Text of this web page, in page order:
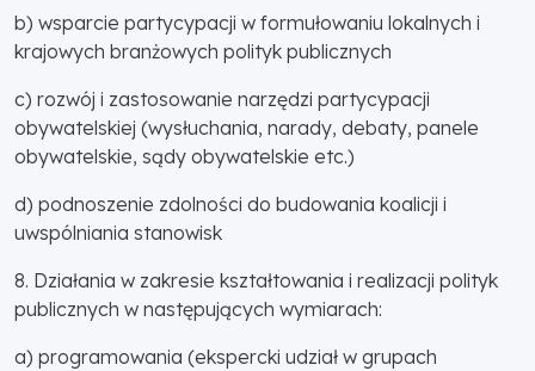
b) wsparcie partycypacji w formułowaniu lokalnych i
krajowych branżowych polityk publicznych
c) rozwój i zastosowanie narzędzi partycypacji
obywatelskiej (wysłuchania, narady, debaty, panele
obywatelskie, sądy obywatelskie etc.)
d) podnoszenie zdolności do budowania koalicji i
uwspólniania stanowisk
8. Działania w zakresie kształtowania i realizacji polityk
publicznych w następujących wymiarach:
a) programowania (ekspercki udział w grupach